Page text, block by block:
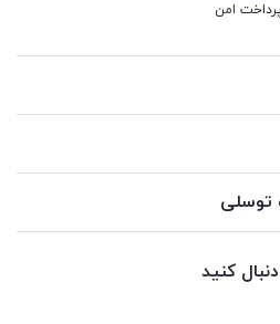
پرداخت امن
توسلی
کنید